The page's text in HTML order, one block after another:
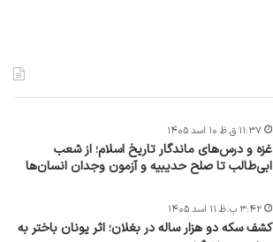
غزه و درس‌های ماندگار تاریخ اسلام؛ از شعب
ابی‌طالب تا صلح حدیبیه و آزمون وجدان انسان‌ها
۱۱:۳۷ ق.ظ ۱۰ اسد ۱۴۰۵
کشف سکه دو هزار ساله در بغلان؛ اثر یونان باختر به
۳:۴۲ ب.ظ ۱۱ اسد ۱۴۰۵